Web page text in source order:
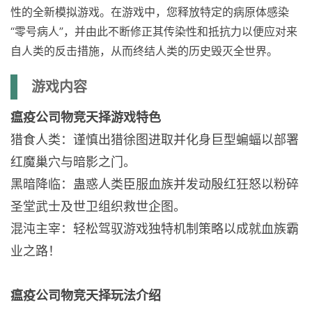
性的全新模拟游戏。在游戏中，您释放特定的病原体感染
“零号病人”，并由此不断修正其传染性和抵抗力以便应对来
自人类的反击措施，从而终结人类的历史毁灭全世界。
游戏内容
瘟疫公司物竞天择游戏特色
猎食人类：谨慎出猎徐图进取并化身巨型蝙蝠以部署
红魔巢穴与暗影之门。
黑暗降临：蛊惑人类臣服血族并发动殷红狂怒以粉碎
圣堂武士及世卫组织救世企图。
混沌主宰：轻松驾驭游戏独特机制策略以成就血族霸
业之路！
瘟疫公司物竞天择玩法介绍